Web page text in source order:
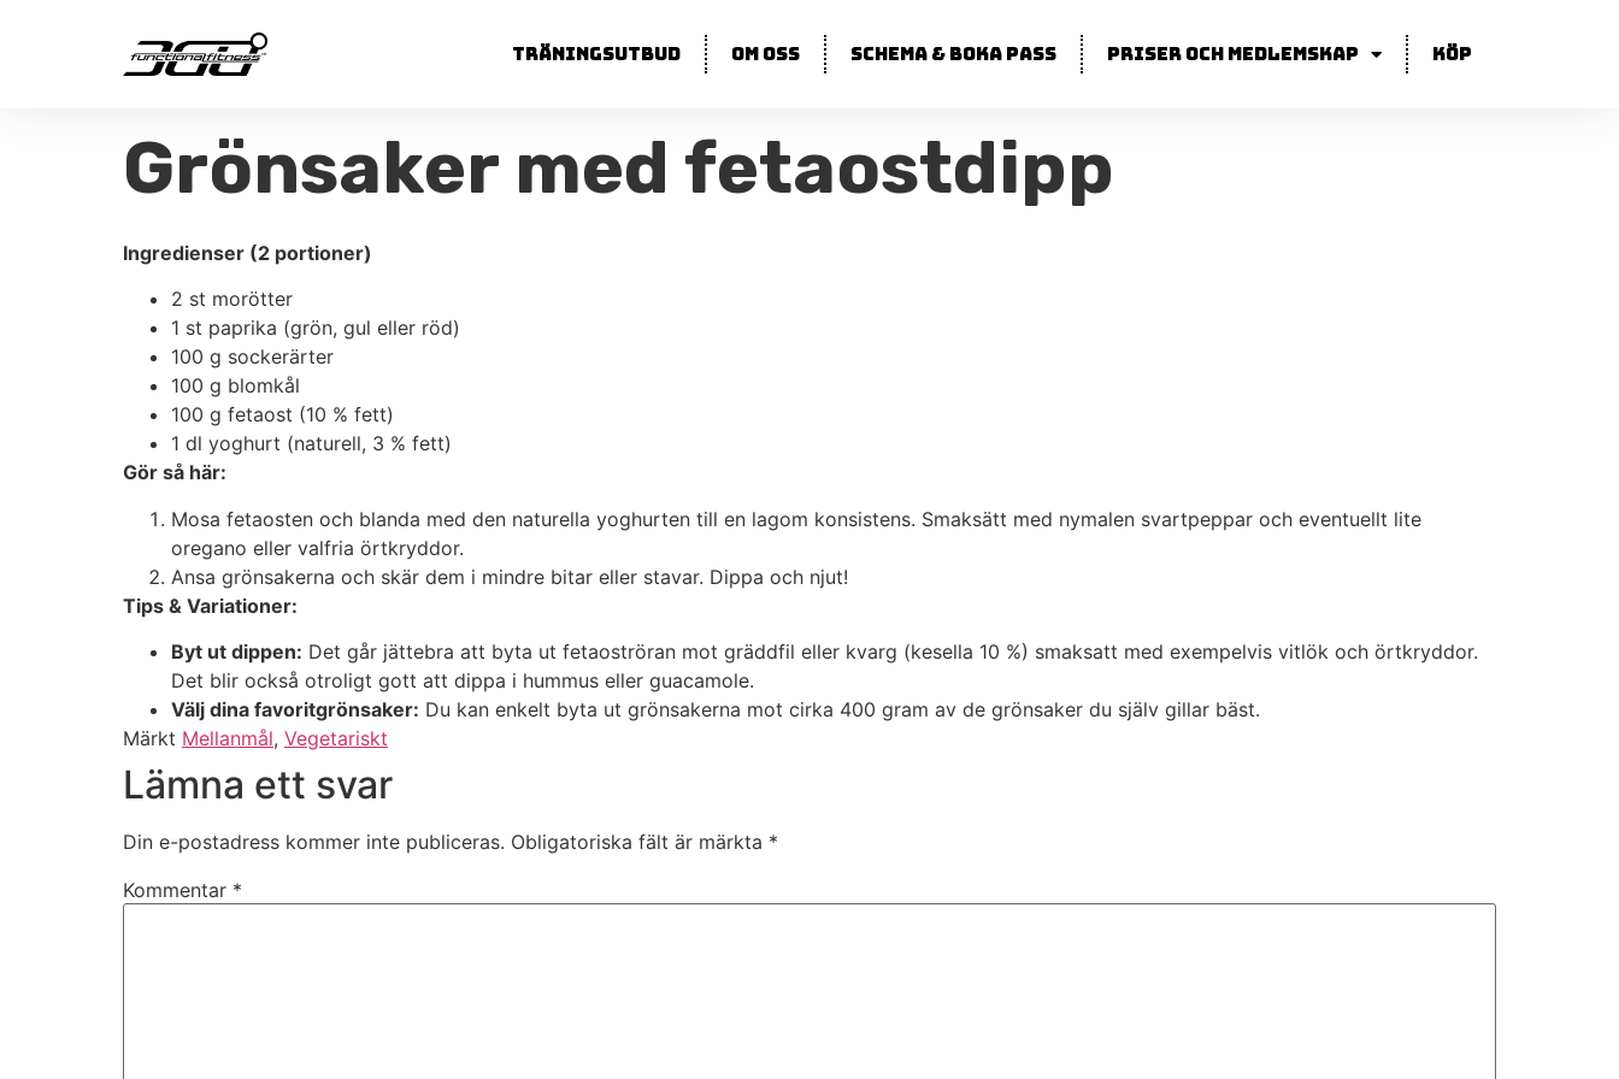
Träningsutbud Om oss Schema & boka pass Priser och medlemskap Köp
Grönsaker med fetaostdipp
Ingredienser (2 portioner)
2 st morötter
1 st paprika (grön, gul eller röd)
100 g sockerärter
100 g blomkål
100 g fetaost (10 % fett)
1 dl yoghurt (naturell, 3 % fett)
Gör så här:
Mosa fetaosten och blanda med den naturella yoghurten till en lagom konsistens. Smaksätt med nymalen svartpeppar och eventuellt lite
oregano eller valfria örtkryddor.
Ansa grönsakerna och skär dem i mindre bitar eller stavar. Dippa och njut!
Tips & Variationer:
Byt ut dippen: Det går jättebra att byta ut fetaoströran mot gräddfil eller kvarg (kesella 10 %) smaksatt med exempelvis vitlök och örtkryddor.
Det blir också otroligt gott att dippa i hummus eller guacamole.
Välj dina favoritgrönsaker: Du kan enkelt byta ut grönsakerna mot cirka 400 gram av de grönsaker du själv gillar bäst.
Märkt Mellanmål, Vegetariskt
Lämna ett svar
Din e-postadress kommer inte publiceras. Obligatoriska fält är märkta *
Kommentar *